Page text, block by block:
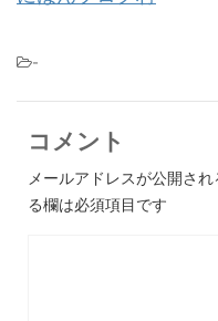
-
コメント
メールアドレスが公開され
る欄は必須項目です